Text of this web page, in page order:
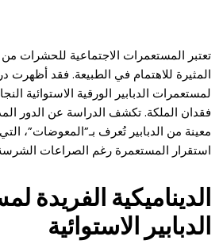
تعتبر المستعمرات الاجتماعية للحشرات من
المثيرة للاهتمام في الطبيعة. فقد أظهرت
لمستعمرات الدبابير الورقية الاستوائية
فقدان الملكة. تكشف الدراسة عن الدور
معينة من الدبابير تُعرف بـ”المعوضات”،
استقرار المستعمرة رغم الصراعات
الديناميكية الفريدة
الدبابير الاستوائية